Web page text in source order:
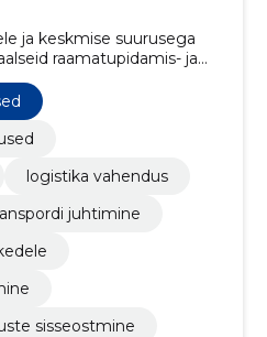
ja keskmise suurusega
raamatupidamis- ja
Eesmärk on tagada
ja sujuvad
logistika vahendus
juhtimine
sisseostmine